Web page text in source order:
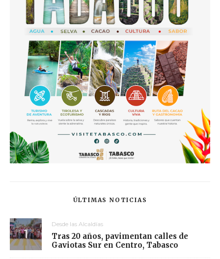
ÚLTIMAS NOTICIAS
Desde las Alcaldías
Tras 20 años, pavimentan calles de
Gaviotas Sur en Centro, Tabasco